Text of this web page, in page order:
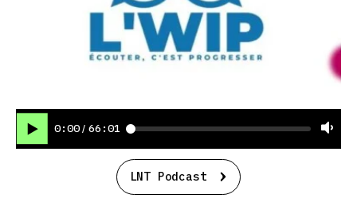
0:00 / 66:01
LNT Podcast